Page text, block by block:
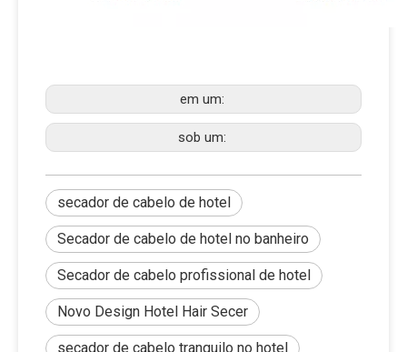
em um:
sob um:
secador de cabelo de hotel
Secador de cabelo de hotel no banheiro
Secador de cabelo profissional de hotel
Novo Design Hotel Hair Secer
secador de cabelo tranquilo no hotel